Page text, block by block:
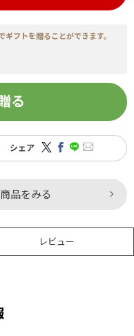
フトを贈ることができます。
る
シェア
品をみる
レビュー